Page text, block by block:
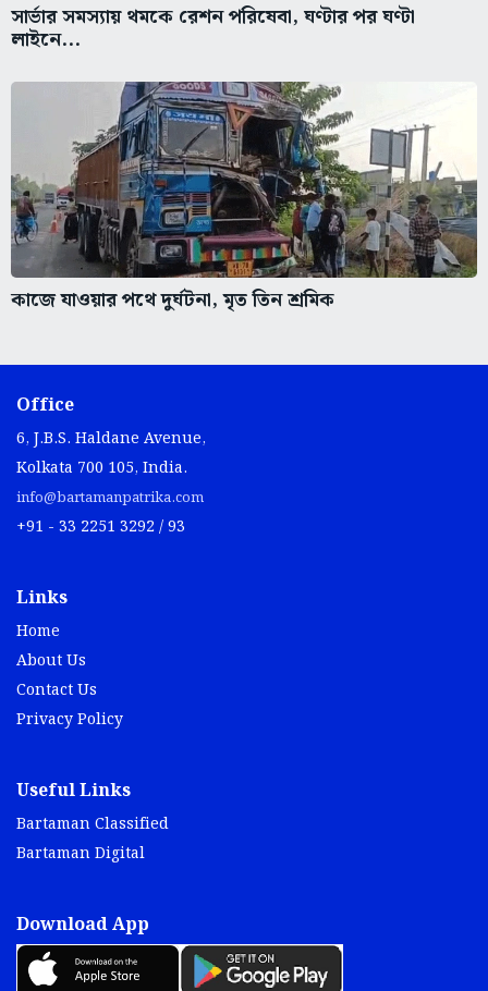
সার্ভার সমস্যায় থমকে রেশন পরিষেবা, ঘণ্টার পর ঘণ্টা
লাইনে...
কাজে যাওয়ার পথে দুর্ঘটনা, মৃত তিন শ্রমিক
Office
6, J.B.S. Haldane Avenue,
Kolkata 700 105, India.
info@bartamanpatrika.com
+91 - 33 2251 3292 / 93
Links
Home
About Us
Contact Us
Privacy Policy
Useful Links
Bartaman Classified
Bartaman Digital
Download App